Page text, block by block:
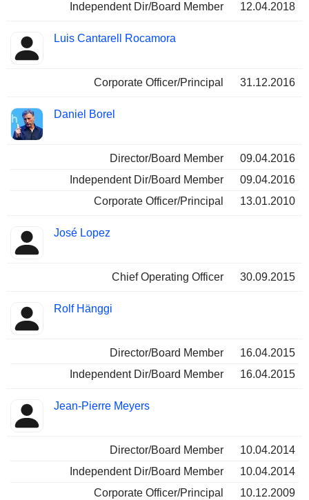
Independent Dir/Board Member
12.04.2018
Luis Cantarell Rocamora
Corporate Officer/Principal 31.12.2016
Daniel Borel
Director/Board Member
09.04.2016
Independent Dir/Board Member
09.04.2016
Corporate Officer/Principal
13.01.2010
José Lopez
Chief Operating Officer 30.09.2015
Rolf Hänggi
Director/Board Member
16.04.2015
Independent Dir/Board Member
16.04.2015
Jean-Pierre Meyers
Director/Board Member
10.04.2014
Independent Dir/Board Member
10.04.2014
Corporate Officer/Principal
10.12.2009